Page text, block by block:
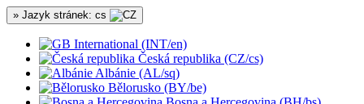
» Jazyk stránek: cs
International (INT/en)
Česká republika (CZ/cs)
Albánie (AL/sq)
Bělorusko (BY/be)